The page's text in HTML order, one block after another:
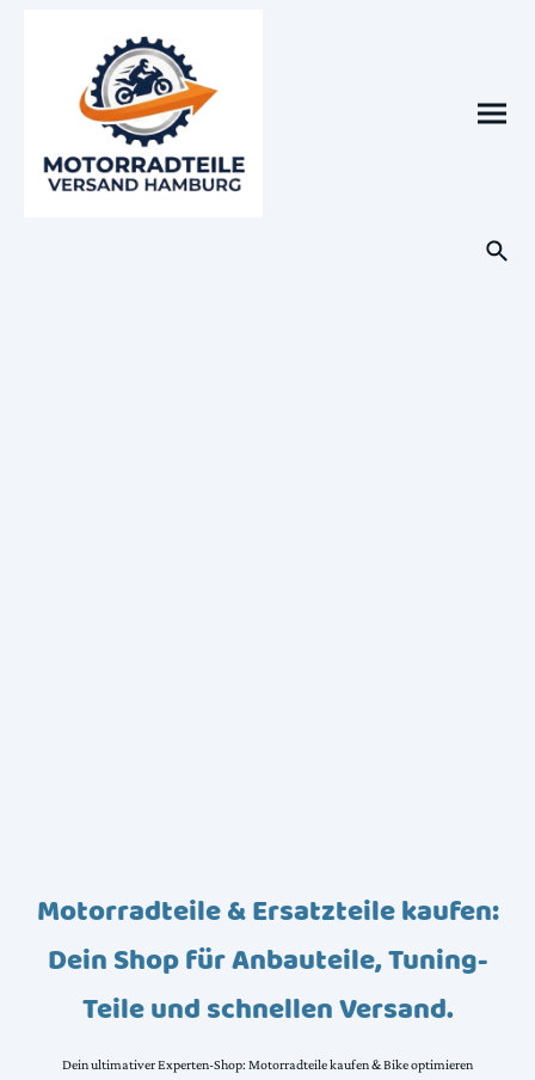
Motorradteile & Ersatzteile kaufen:
Dein Shop für Anbauteile, Tuning-
Teile und schnellen Versand.
Dein ultimativer Experten-Shop: Motorradteile kaufen & Bike optimieren